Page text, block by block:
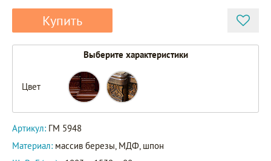
Купить
Выберите характеристики
Цвет
Артикул: ГМ 5948
Материал: массив березы, МДФ, шпон